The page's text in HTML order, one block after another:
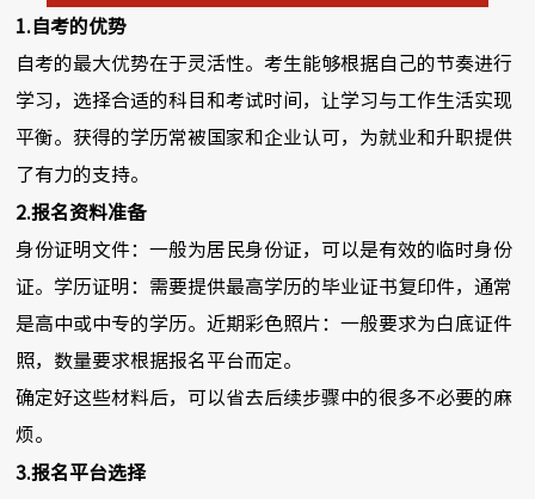
1.自考的优势
自考的最大优势在于灵活性。考生能够根据自己的节奏进行
学习，选择合适的科目和考试时间，让学习与工作生活实现
平衡。获得的学历常被国家和企业认可，为就业和升职提供
了有力的支持。
2.报名资料准备
身份证明文件：一般为居民身份证，可以是有效的临时身份
证。学历证明：需要提供最高学历的毕业证书复印件，通常
是高中或中专的学历。近期彩色照片：一般要求为白底证件
照，数量要求根据报名平台而定。
确定好这些材料后，可以省去后续步骤中的很多不必要的麻
烦。
3.报名平台选择